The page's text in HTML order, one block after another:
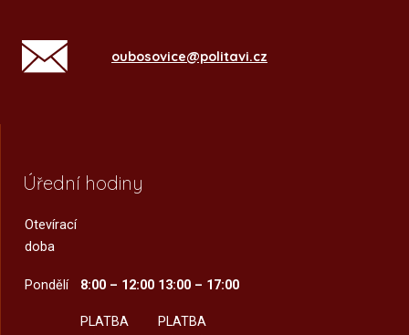
oubosovice@politavi.cz
Úřední hodiny
Otevírací
doba
Pondělí 8:00 – 12:00
PLATBA
13:00 – 17:00
PLATBA